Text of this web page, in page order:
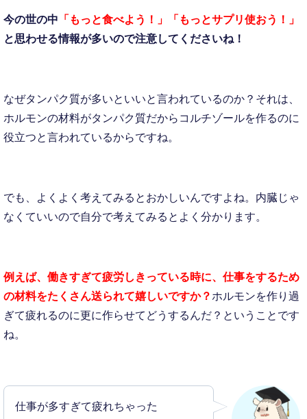
今の世の中 「もっと食べよう！」
「もっとサプリ使おう！」
と思わせる情報が多いので注意してくださいね！
なぜタンパク質が多いといいと言われているのか？それは、
ホルモンの材料がタンパク質だからコルチゾールを作るのに
役立つと言われているからですね。
でも、よくよく考えてみるとおかしいんですよね。内臓じゃ
なくていいので自分で考えてみるとよく分かります。
例えば、働きすぎて疲労しきっている時に、 仕事をするため
の材料をたくさん送られて嬉しいですか？ ホルモンを作り過
ぎて疲れるのに更に作らせてどうするんだ？ということです
ね。
仕事が多すぎて疲れちゃった